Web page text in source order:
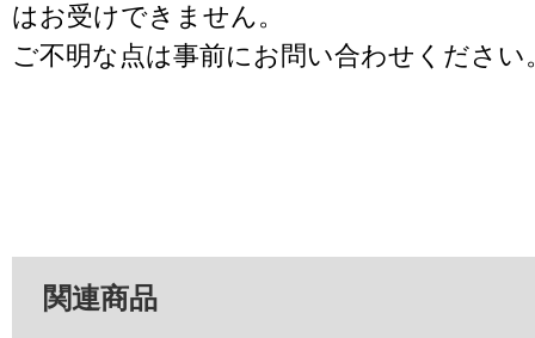
はお受けできません。
ご不明な点は事前にお問い合わせください
関連商品